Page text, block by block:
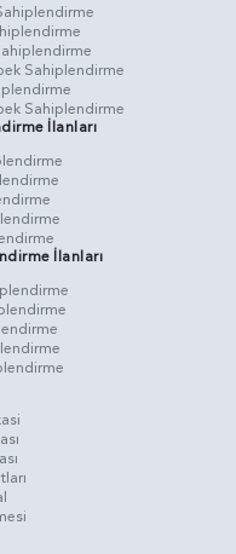
Sahiplendirme
Sahiplendirme
İlanları
İlanları